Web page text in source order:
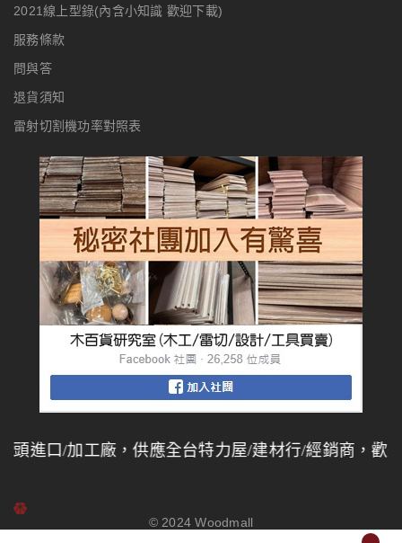
2021線上型錄(內含小知識 歡迎下載)
服務條款
問與答
退貨須知
雷射切割機功率對照表
口/加工廠，供應全台特力屋/建材行/經銷商，歡迎同
© 2024Woodmall